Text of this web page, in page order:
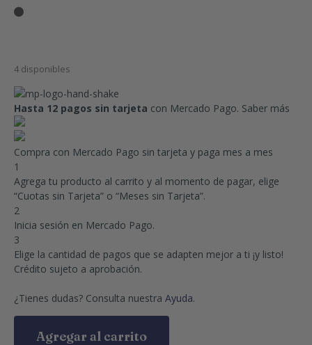
4 disponibles
Hasta 12 pagos sin tarjeta con Mercado Pago. Saber más
Compra con Mercado Pago sin tarjeta y paga mes a mes
1
Agrega tu producto al carrito y al momento de pagar, elige
“Cuotas sin Tarjeta” o “Meses sin Tarjeta”.
2
Inicia sesión en Mercado Pago.
3
Elige la cantidad de pagos que se adapten mejor a ti ¡y listo!
Crédito sujeto a aprobación.
¿Tienes dudas? Consulta nuestra Ayuda.
Agregar al carrito